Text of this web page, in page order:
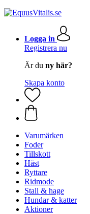
Logga in
Registrera nu
Är du ny här?
Skapa konto
Varumärken
Foder
Tillskott
Häst
Ryttare
Ridmode
Stall & hage
Hundar & katter
Aktioner